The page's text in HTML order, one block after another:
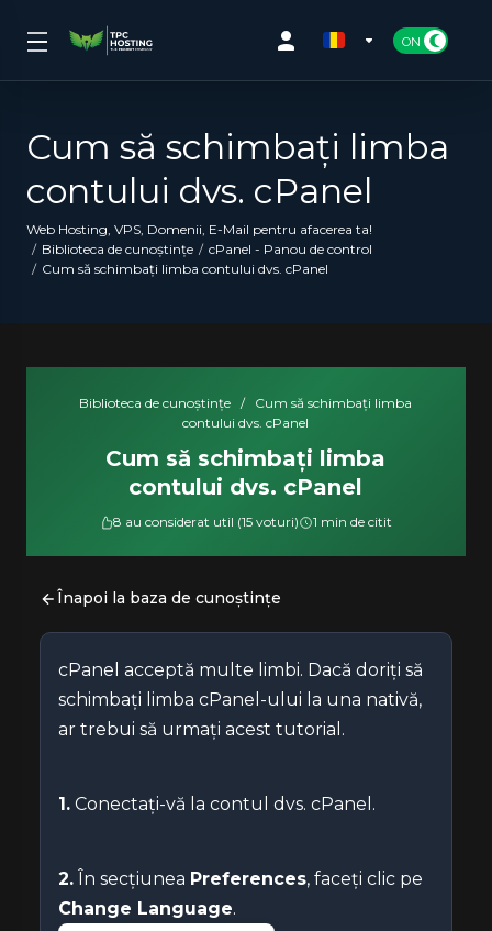
Cum să schimbați limba
contului dvs. cPanel
Web Hosting, VPS, Domenii, E-Mail pentru afacerea ta!
Biblioteca de cunoștințe
cPanel - Panou de control
Cum să schimbați limba contului dvs. cPanel
Biblioteca de cunoștințe /
Cum să schimbați limba
contului dvs. cPanel
Cum să schimbați limba
contului dvs. cPanel
8 au considerat util (15 voturi) 1 min de citit
Înapoi la baza de cunoștințe
cPanel acceptă multe limbi. Dacă doriți să
schimbați limba cPanel-ului la una nativă,
ar trebui să urmați acest tutorial.
1. Conectați-vă la contul dvs. cPanel.
2. În secțiunea Preferences, faceți clic pe
Change Language.